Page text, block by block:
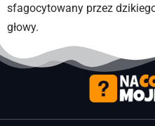
sfagocytowany przez
głowy.